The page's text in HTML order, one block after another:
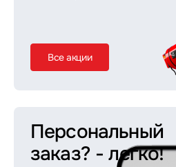
Все акции
Персональный
заказ? - легко!